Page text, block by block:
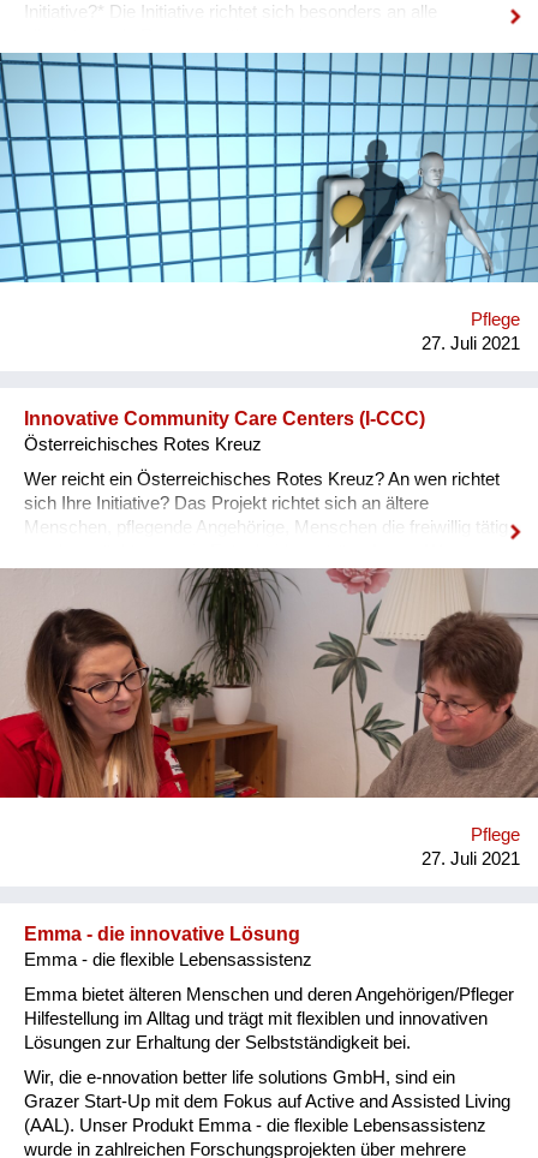
Initiative?* Die Initiative richtet sich besonders an alle
bewegungseingeschränkte Menschen, aber auch an jüngere
Singlehaushalte. Mehr und mehr Menschen leben alleine: Laut
Statistik Austria gab es 2018 fast vier Millionen
Privathaushalte. Mehr als ein Drittel (1.456.000) davon entfiel
auf Singlehaushalte. Vor allem ältere Menschen leben
zunehmend ohne Familie. Wenn man alle Personen ab 65
Jahren vergleicht, wohnten 526.000 (33 Prozent) der
1.588.000 - oft bedingt durch Trennung oder Tod der Partnerin
oder des Partners - ohne weitere Personen im Haushalt.
Anwendungsorte: Privathaushalt, auch Heimhaushalte und
erforderlichen oft täglichen Bedürfnissen hilflos ausgeliefert
Pflege
27. Juli 2021
Innovative Community Care Centers (I-CCC)
Österreichisches Rotes Kreuz
Wer reicht ein Österreichisches Rotes Kreuz? An wen richtet
sich Ihre Initiative? Das Projekt richtet sich an ältere
Menschen, pflegende Angehörige, Menschen die freiwillig tätig
möchten Sie bewirken? Ziel ist es ein lokales und
niedrigschwelliges Beratungs- und Betreuungsangebot zu
schaffen und somit einen Beitrag zur Verbesserung der
Situation in der Langzeitpflege zu leisten.
EntscheidungsträgerInnen sollen über die Bedürfnisse von
älteren betreuungs- und pflegebedürftigen Menschen, deren
(pflegenden) Angehörigen und Menschen mit Demenz
informiert werden um Veränderungen zu bewirken. Welche
Lösungswege beschreiten Sie? Es werden lokale Community
Care Centers für pflegebedürftige Menschen und pflegende
mit kognitiven Beeinträchtigungen und Demenz aufgebaut.
Drei Schwerpunkte zeichnen die Community Care Centers,
Pflege
27. Juli 2021
Emma - die innovative Lösung
Emma - die flexible Lebensassistenz
Emma bietet älteren Menschen und deren Angehörigen/Pfleger
Hilfestellung im Alltag und trägt mit flexiblen und innovativen
Lösungen zur Erhaltung der Selbstständigkeit bei.
Wir, die e-nnovation better life solutions GmbH, sind ein
Grazer Start-Up mit dem Fokus auf Active and Assisted Living
(AAL). Unser Produkt Emma - die flexible Lebensassistenz
wurde in zahlreichen Forschungsprojekten über mehrere